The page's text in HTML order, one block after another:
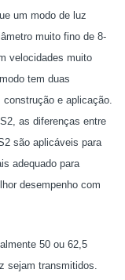
um modo de luz
muito fino de 8-
velocidades muito
tem duas
e aplicação.
as diferenças entre
são aplicáveis ​​para
adequado para
desempenho com
50 ou 62,5
sejam transmitidos.